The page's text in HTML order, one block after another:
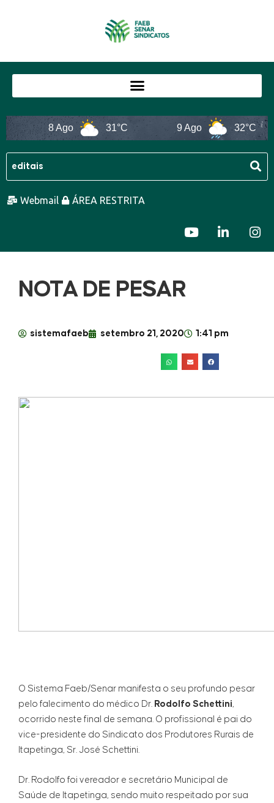
8 Ago 31°C 9 Ago 32°C
Webmail ÁREA RESTRITA
NOTA DE PESAR
sistemafaeb setembro 21, 2020 1:41 pm
O Sistema Faeb/Senar manifesta o seu profundo pesar
pelo falecimento do médico Dr. Rodolfo Schettini,
ocorrido neste final de semana. O profissional é pai do
vice-presidente do Sindicato dos Produtores Rurais de
Itapetinga, Sr. José Schettini.
Dr. Rodolfo foi vereador e secretário Municipal de
Saúde de Itapetinga, sendo muito respeitado por sua